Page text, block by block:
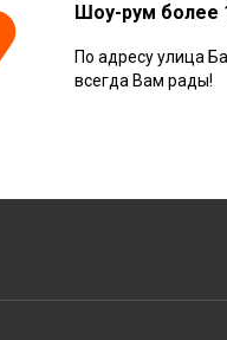
Шоу-рум более
По адресу улица
всегда Вам рады!